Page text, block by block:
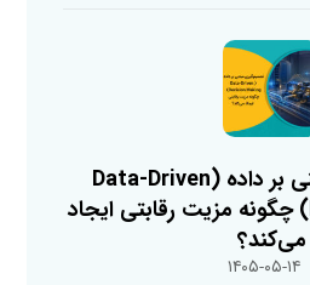
تصمیم‌گیری مبتنی بر داده (Data-Driven
Decision Making) چگونه مزیت رقابتی ایجاد
می‌کند؟
۱۴۰۵-۰۵-۱۴